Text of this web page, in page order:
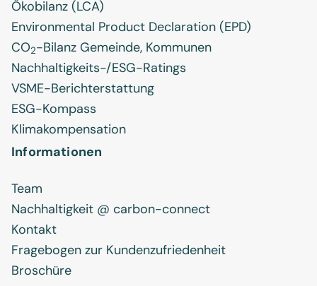
Ökobilanz (LCA)
Environmental Product Declaration (EPD)
CO2-Bilanz Gemeinde, Kommunen
Nachhaltigkeits-/ESG-Ratings
VSME-Berichterstattung
ESG-Kompass
Klimakompensation
Informationen
Team
Nachhaltigkeit @ carbon-connect
Kontakt
Fragebogen zur Kundenzufriedenheit
Broschüre